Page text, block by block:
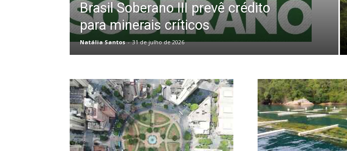
Brasil Soberano III prevê crédito
para minerais críticos
Natália Santos - 31 de julho de 2026